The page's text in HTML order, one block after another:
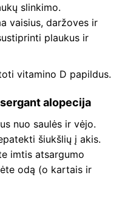
slinkimo.
vaisius, daržoves ir
plaukus ir
vitamino D papildus.
alopecija
nuo saulės ir vėjo.
šiukšlių į akis.
imtis atsargumo
odą (o kartais ir